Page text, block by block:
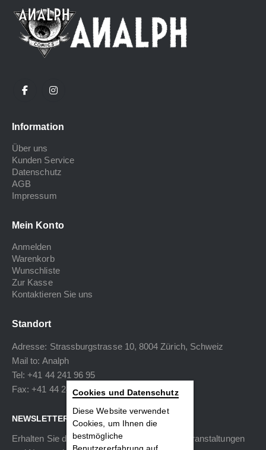
Information
Über uns
Kunden Service
Datenschutz
AGB
Impressum
Mein Konto
Anmelden
Warenkorb
Wunschliste
Zur Kasse
Kontaktieren Sie uns
Standort
Adresse: Strassburgstrasse 10, 8004 Zürich, Schweiz
Mail to: Analph
Tel: +41 44 241 96 95
Fax: +41 44 240 34 40
NEWSLETTER
Erhalten Sie die neuesten Informationen zu Veranstaltungen
Cookies und Datenschutz
Diese Website verwendet
Cookies, um Ihnen die
bestmögliche